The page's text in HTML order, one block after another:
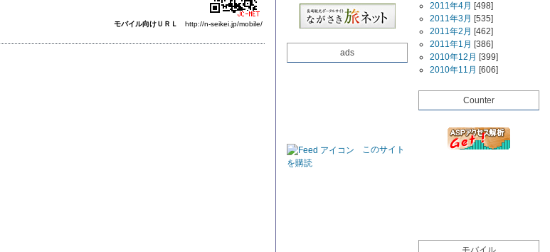
モバイル向けＵＲＬ http://n-seikei.jp/mobile/
ads
このサイト
を購読
2011年4月 [498]
2011年3月 [535]
2011年2月 [462]
2011年1月 [386]
2010年12月 [399]
2010年11月 [606]
Counter
モバイル